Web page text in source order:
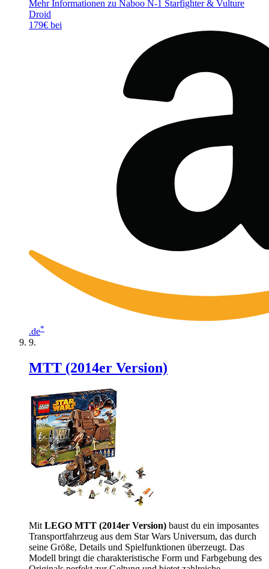
Mehr Informationen zu Naboo N-1 Starfighter & Vulture
Droid
179€ bei
.de*
MTT (2014er Version)
Mit LEGO MTT (2014er Version) baust du ein imposantes
Transportfahrzeug aus dem Star Wars Universum, das durch
seine Größe, Details und Spielfunktionen überzeugt. Das
Modell bringt die charakteristische Form und Farbgebung des